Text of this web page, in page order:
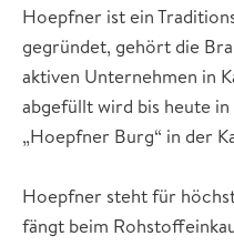
Hoepfner ist ein
gegründet, gehört die
aktiven Unternehmen in
abgefüllt wird bis heute
„Hoepfner Burg“ in der
Hoepfner steht für
fängt beim